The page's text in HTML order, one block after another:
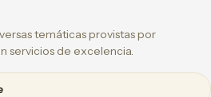
temáticas provistas por
servicios de excelencia.